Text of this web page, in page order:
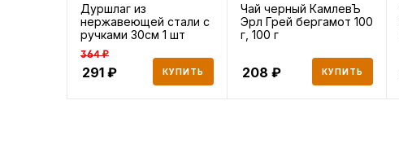
Дуршлаг из
нержавеющей стали с
ручками 30см 1 шт
364 ₽
291 КУПИТЬ
Чай черный КамлевЪ
Эрл Грей бергамот 100
г, 100 г
208 КУПИТЬ